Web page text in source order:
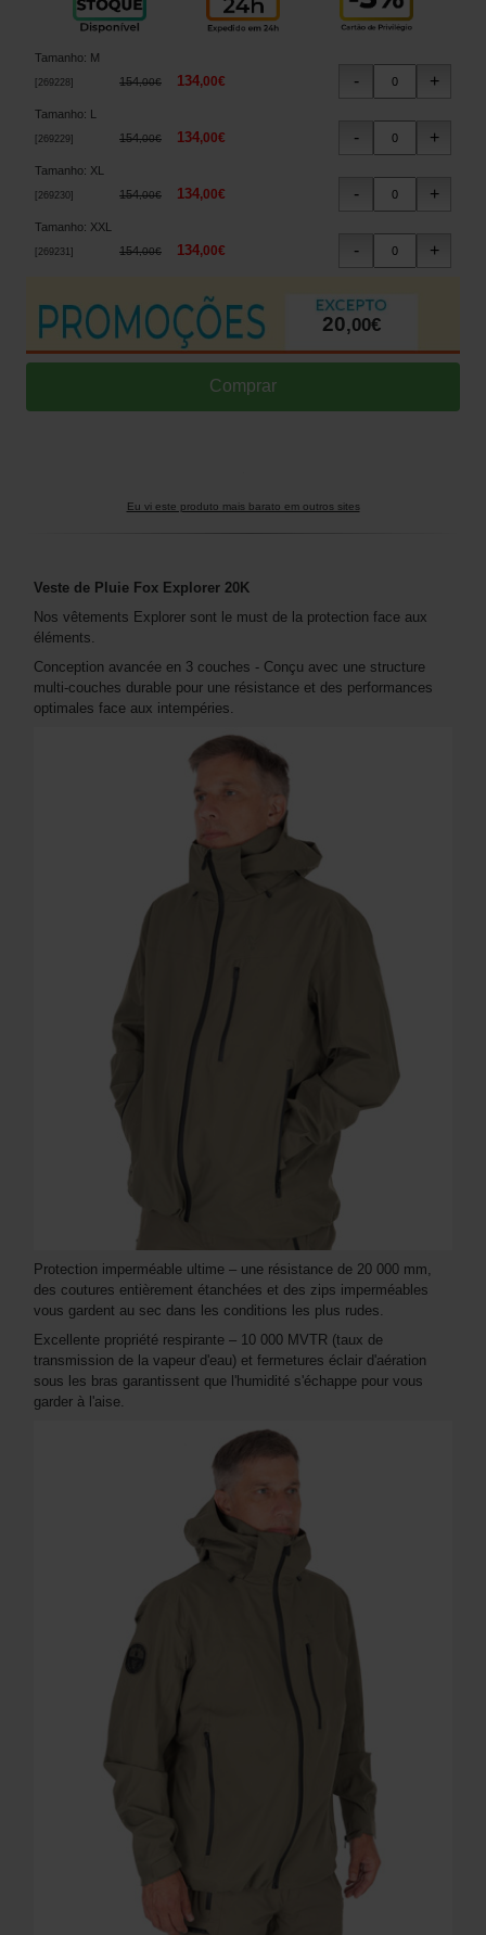
Tamanho: M
269228 ] 154,00€ 134,00€
Tamanho:
269229] 154,00€ 134,00€
Tamanho: XL
269230] 154,00€ 134,00€
Tamanho: XXL
269231 ] 154,00€ 134,00€
20,00€
Eu vi este produto mais barato em outros sites
Veste de Pluie Fox Explorer 20K
Nos vêtements Explorer sont le must de la protection face aux
éléments.
Conception avancée en 3 couches - Conçu avec une structure
multi-couches durable pour une résistance et des performances
optimales face aux intempéries.
Protection imperméable ultime – une résistance de 20 000 mm,
des coutures entièrement étanchées et des zips imperméables
vous gardent au sec dans les conditions les plus rudes.
Excellente propriété respirante – 10 000 MVTR (taux de
transmission de la vapeur d'eau) et fermetures éclair d'aération
sous les bras garantissent que l'humidité s'échappe pour vous
garder à l'aise.